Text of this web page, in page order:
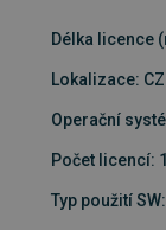
Délka licence
Lokalizace: CZ
Operační
Počet licencí: 1
Typ použití